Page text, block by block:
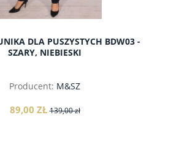
DLA PUSZYSTYCH BDW03 -
SZARY, NIEBIESKI
Producent: M&SZ
89,00 ZŁ 139,00 zł